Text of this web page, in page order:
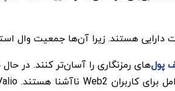
پول‌های رمزنگاری را آسان‌تر کنند. در